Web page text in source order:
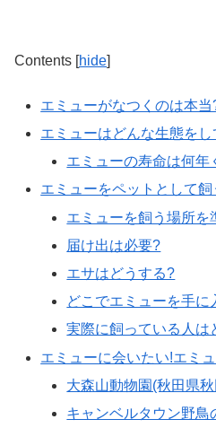
Contents [hide]
エミューがなつくのは本当
エミューはどんな生態を
エミューの寿命は何年
エミューをペットとして
エミューを飼う場所を
届け出は必要?
エサはどうする?
どこでエミューを手に
実際に飼っている人は
エミューに会いたい!エミ
大森山動物園(秋田県
キャンベルタウン野鳥